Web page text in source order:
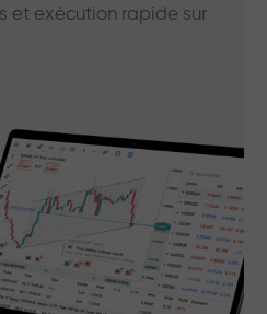
et exécution rapide sur